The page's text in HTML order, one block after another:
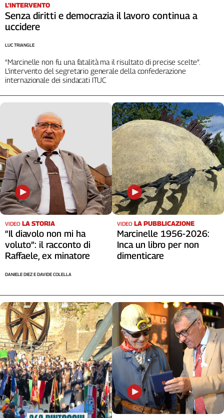
L'INTERVENTO
Senza diritti e democrazia il lavoro continua a
uccidere
“Marcinelle non fu una fatalità ma il risultato di precise scelte”.
L’intervento del segretario generale della confederazione
internazionale dei sindacati ITUC
LUC TRIANGLE
VIDEO LA STORIA
“Il diavolo non mi ha
voluto”: il racconto di
Raffaele, ex minatore
DANIELE DIEZ E DAVIDE COLELLA
VIDEO LA PUBBLICAZIONE
Marcinelle 1956-2026:
Inca un libro per non
dimenticare